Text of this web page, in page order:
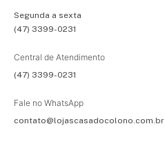
Segunda a sexta
(47) 3399-0231
Central de Atendimento
(47) 3399-0231
Fale no WhatsApp
contato@lojascasadocolono.com.br